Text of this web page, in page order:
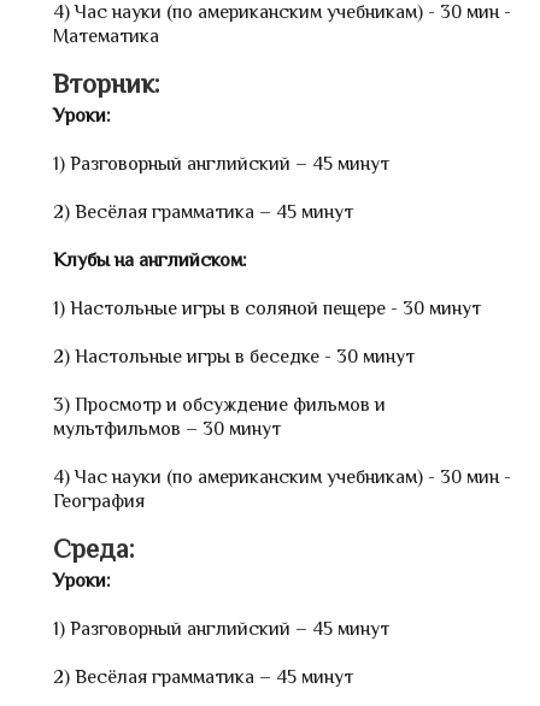
4) Час науки (по американским учебникам) - 30 мин -
Математика
Вторник:
Уроки:
1) Разговорный английский – 45 минут
2) Весёлая грамматика – 45 минут
Клубы на английском:
1) Настольные игры в соляной пещере - 30 минут
2) Настольные игры в беседке - 30 минут
3) Просмотр и обсуждение фильмов и
мультфильмов – 30 минут
4) Час науки (по американским учебникам) - 30 мин -
География
Среда:
Уроки:
1) Разговорный английский – 45 минут
2) Весёлая грамматика – 45 минут